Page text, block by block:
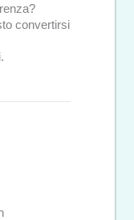
convertirsi